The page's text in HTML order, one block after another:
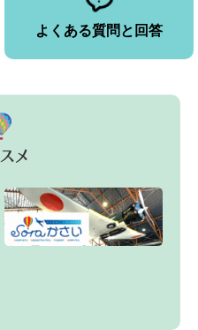
よくある質問と回答